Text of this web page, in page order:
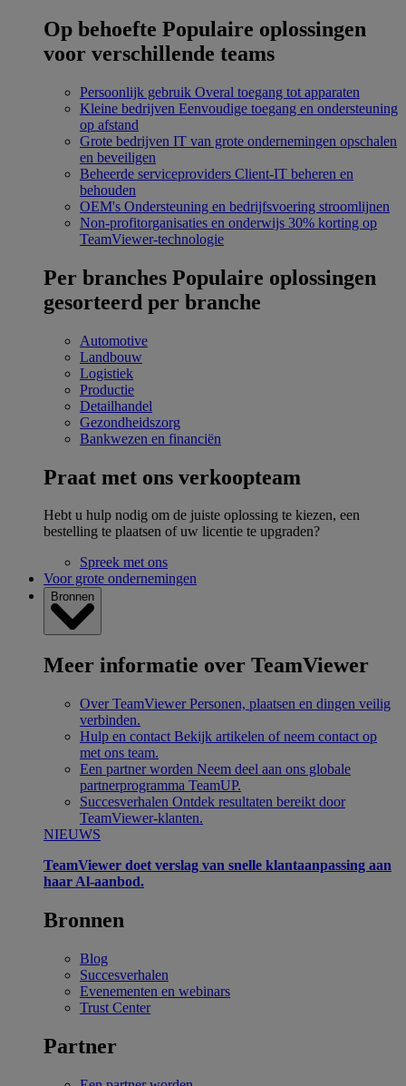
Op behoefte Populaire oplossingen
voor verschillende teams
Persoonlijk gebruik Overal toegang tot apparaten
Kleine bedrijven Eenvoudige toegang en ondersteuning
op afstand
Grote bedrijven IT van grote ondernemingen opschalen
en beveiligen
Beheerde serviceproviders Client-IT beheren en
behouden
OEM's Ondersteuning en bedrijfsvoering stroomlijnen
Non-profitorganisaties en onderwijs 30% korting op
TeamViewer-technologie
Per branches Populaire oplossingen
gesorteerd per branche
Automotive
Landbouw
Logistiek
Productie
Detailhandel
Gezondheidszorg
Bankwezen en financiën
Praat met ons verkoopteam
Hebt u hulp nodig om de juiste oplossing te kiezen, een
bestelling te plaatsen of uw licentie te upgraden?
Spreek met ons
Voor grote ondernemingen
Bronnen
Meer informatie over TeamViewer
Over TeamViewer Personen, plaatsen en dingen veilig
verbinden.
Hulp en contact Bekijk artikelen of neem contact op
met ons team.
Een partner worden Neem deel aan ons globale
partnerprogramma TeamUP.
Succesverhalen Ontdek resultaten bereikt door
TeamViewer-klanten.
NIEUWS
TeamViewer doet verslag van snelle klantaanpassing aan
haar Al-aanbod.
Bronnen
Blog
Succesverhalen
Evenementen en webinars
Trust Center
Partner